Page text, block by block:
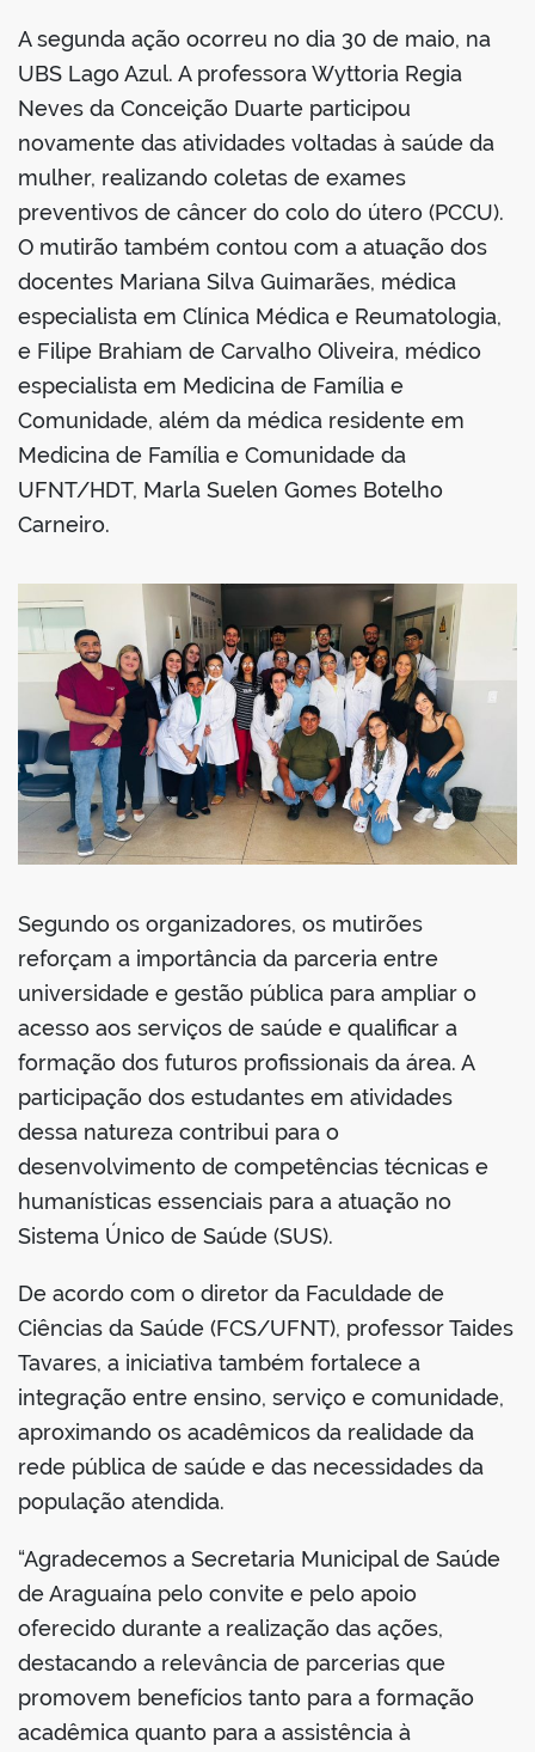
A segunda ação ocorreu no dia 30 de maio, na
UBS Lago Azul. A professora Wyttoria Regia
Neves da Conceição Duarte participou
novamente das atividades voltadas à saúde da
mulher, realizando coletas de exames
preventivos de câncer do colo do útero (PCCU).
O mutirão também contou com a atuação dos
docentes Mariana Silva Guimarães, médica
especialista em Clínica Médica e Reumatologia,
e Filipe Brahiam de Carvalho Oliveira, médico
especialista em Medicina de Família e
Comunidade, além da médica residente em
Medicina de Família e Comunidade da
UFNT/HDT, Marla Suelen Gomes Botelho
Carneiro.
Segundo os organizadores, os mutirões
reforçam a importância da parceria entre
universidade e gestão pública para ampliar o
acesso aos serviços de saúde e qualificar a
formação dos futuros profissionais da área. A
participação dos estudantes em atividades
dessa natureza contribui para o
desenvolvimento de competências técnicas e
humanísticas essenciais para a atuação no
Sistema Único de Saúde (SUS).
De acordo com o diretor da Faculdade de
Ciências da Saúde (FCS/UFNT), professor Taides
Tavares, a iniciativa também fortalece a
integração entre ensino, serviço e comunidade,
aproximando os acadêmicos da realidade da
rede pública de saúde e das necessidades da
população atendida.
“Agradecemos a Secretaria Municipal de Saúde
de Araguaína pelo convite e pelo apoio
oferecido durante a realização das ações,
destacando a relevância de parcerias que
promovem benefícios tanto para a formação
acadêmica quanto para a assistência à